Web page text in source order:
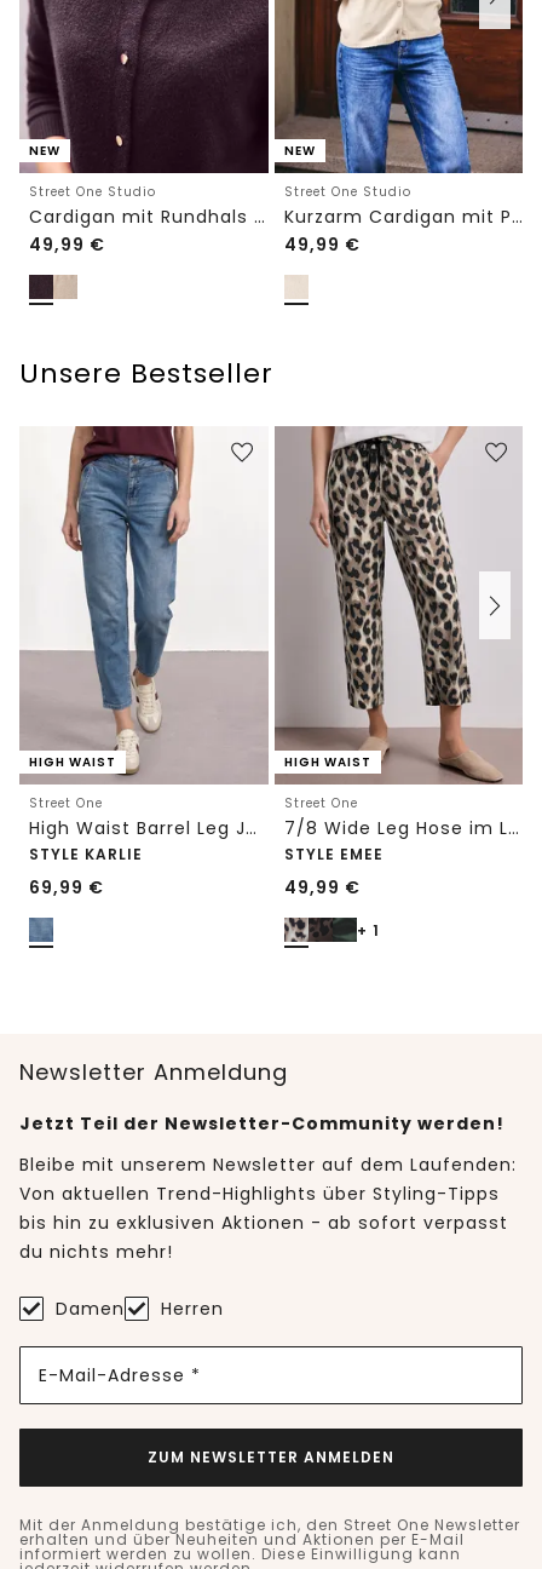
NEW
Street One Studio
Cardigan mit Rundhals und Knöpfen
49,99 €
NEW
Street One Studio
Kurzarm Cardigan mit Polokragen
49,99 €
Unsere Bestseller
HIGH WAIST
Street One
High Waist Barrel Leg Jeans im Loose Fit
STYLE KARLIE
69,99 €
HIGH WAIST
Street One
7/8 Wide Leg Hose im Loose Fit mit Print
STYLE EMEE
49,99 €
+ 1
Newsletter Anmeldung
Jetzt Teil der Newsletter-Community werden!
Bleibe mit unserem Newsletter auf dem Laufenden:
Von aktuellen Trend-Highlights über Styling-Tipps
bis hin zu exklusiven Aktionen - ab sofort verpasst
du nichts mehr!
Damen Herren
E-Mail-Adresse *
ZUM NEWSLETTER ANMELDEN
Mit der Anmeldung bestätige ich, den Street One Newsletter
erhalten und über Neuheiten und Aktionen per E-Mail
informiert werden zu wollen. Diese Einwilligung kann